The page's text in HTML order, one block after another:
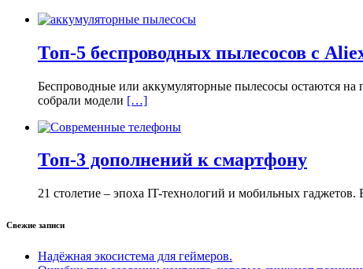
Топ-5 беспроводных пылесосов с
Беспроводные или аккумуляторные пылесосы остаются
собрали модели […]
Топ-3 дополнений к смартфону
21 столетие – эпоха IT-технологий и мобильных
Свежие записи
Надёжная экосистема для геймеров.